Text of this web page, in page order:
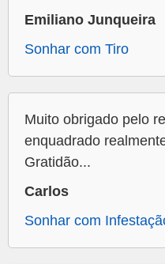
Emiliano Junqueira
Sonhar com Tiro
Muito obrigado pelo
enquadrado
Gratidão...
Carlos
Sonhar com